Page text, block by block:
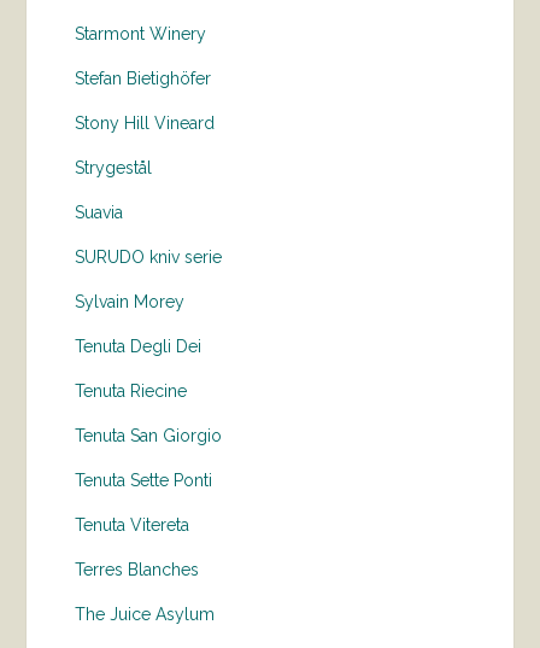
Starmont Winery
Stefan Bietighöfer
Stony Hill Vineard
Strygestål
Suavia
SURUDO kniv serie
Sylvain Morey
Tenuta Degli Dei
Tenuta Riecine
Tenuta San Giorgio
Tenuta Sette Ponti
Tenuta Vitereta
Terres Blanches
The Juice Asylum